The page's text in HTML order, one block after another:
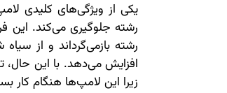
یکی از ویژگی‌های کلیدی
رشته جلوگیری می‌کند. این
رشته بازمی‌گرداند و از
افزایش می‌دهد. با این
زیرا این لامپ‌ها هنگام کار